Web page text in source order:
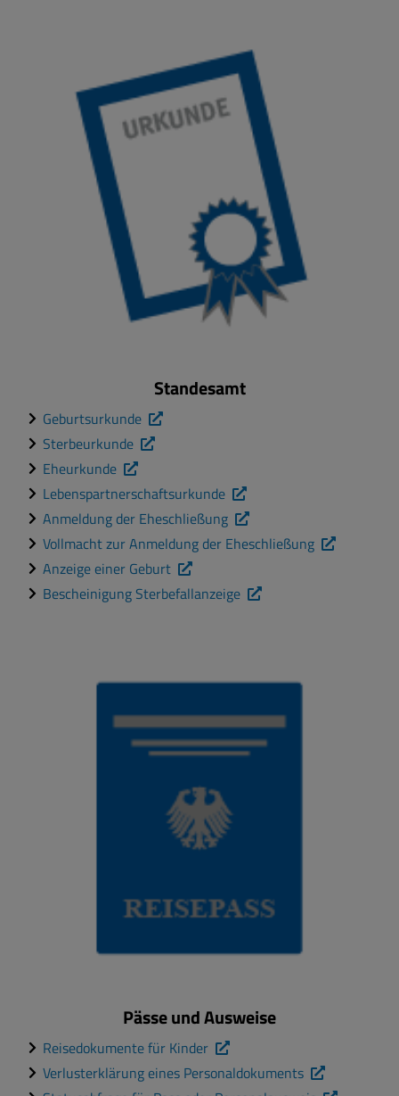
Standesamt
Geburtsurkunde
Sterbeurkunde
Eheurkunde
Lebenspartnerschaftsurkunde
Anmeldung der Eheschließung
Vollmacht zur Anmeldung der Eheschließung
Anzeige einer Geburt
Bescheinigung Sterbefallanzeige
Pässe und Ausweise
Reisedokumente für Kinder
Verlusterklärung eines Personaldokuments